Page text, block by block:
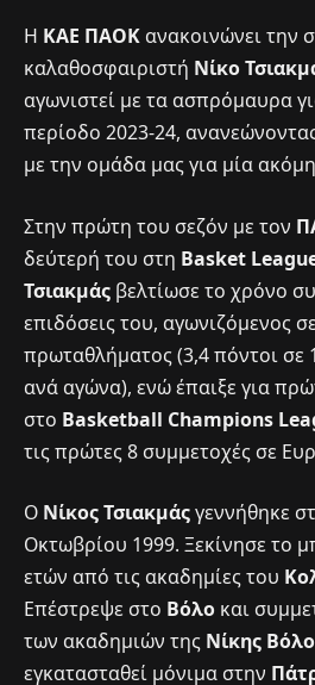
Η ΚΑΕ ΠΑΟΚανακοινώνει την
καλαθοσφαιριστή Νίκο
αγωνιστεί με τα ασπρόμαυρα
περίοδο 2023-24,
με την ομάδα μας για μία
Στην πρώτη του σεζόν με τον
δεύτερή του στη Basket
Τσιακμάς βελτίωσε το χρόνο
επιδόσεις του, αγωνιζόμενος
πρωταθλήματος (3,4 πόντοι σε
ανά αγώνα), ενώ έπαιξε για
στο Basketball Champions
τις πρώτες 8 συμμετοχές σε
Ο Νίκος Τσιακμάςγεννήθηκε
Οκτωβρίου 1999. Ξεκίνησε το
ετών από τις ακαδημίες του
Επέστρεψε στο Βόλο και
των ακαδημιών της Νίκης
εγκατασταθεί μόνιμα στην